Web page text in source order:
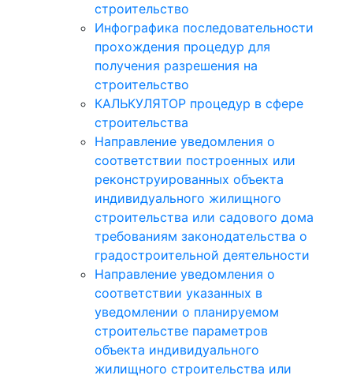
строительство
Инфографика последовательности
прохождения процедур для
получения разрешения на
строительство
КАЛЬКУЛЯТОР процедур в сфере
строительства
Направление уведомления о
соответствии построенных или
реконструированных объекта
индивидуального жилищного
строительства или садового дома
требованиям законодательства о
градостроительной деятельности
Направление уведомления о
соответствии указанных в
уведомлении о планируемом
строительстве параметров
объекта индивидуального
жилищного строительства или